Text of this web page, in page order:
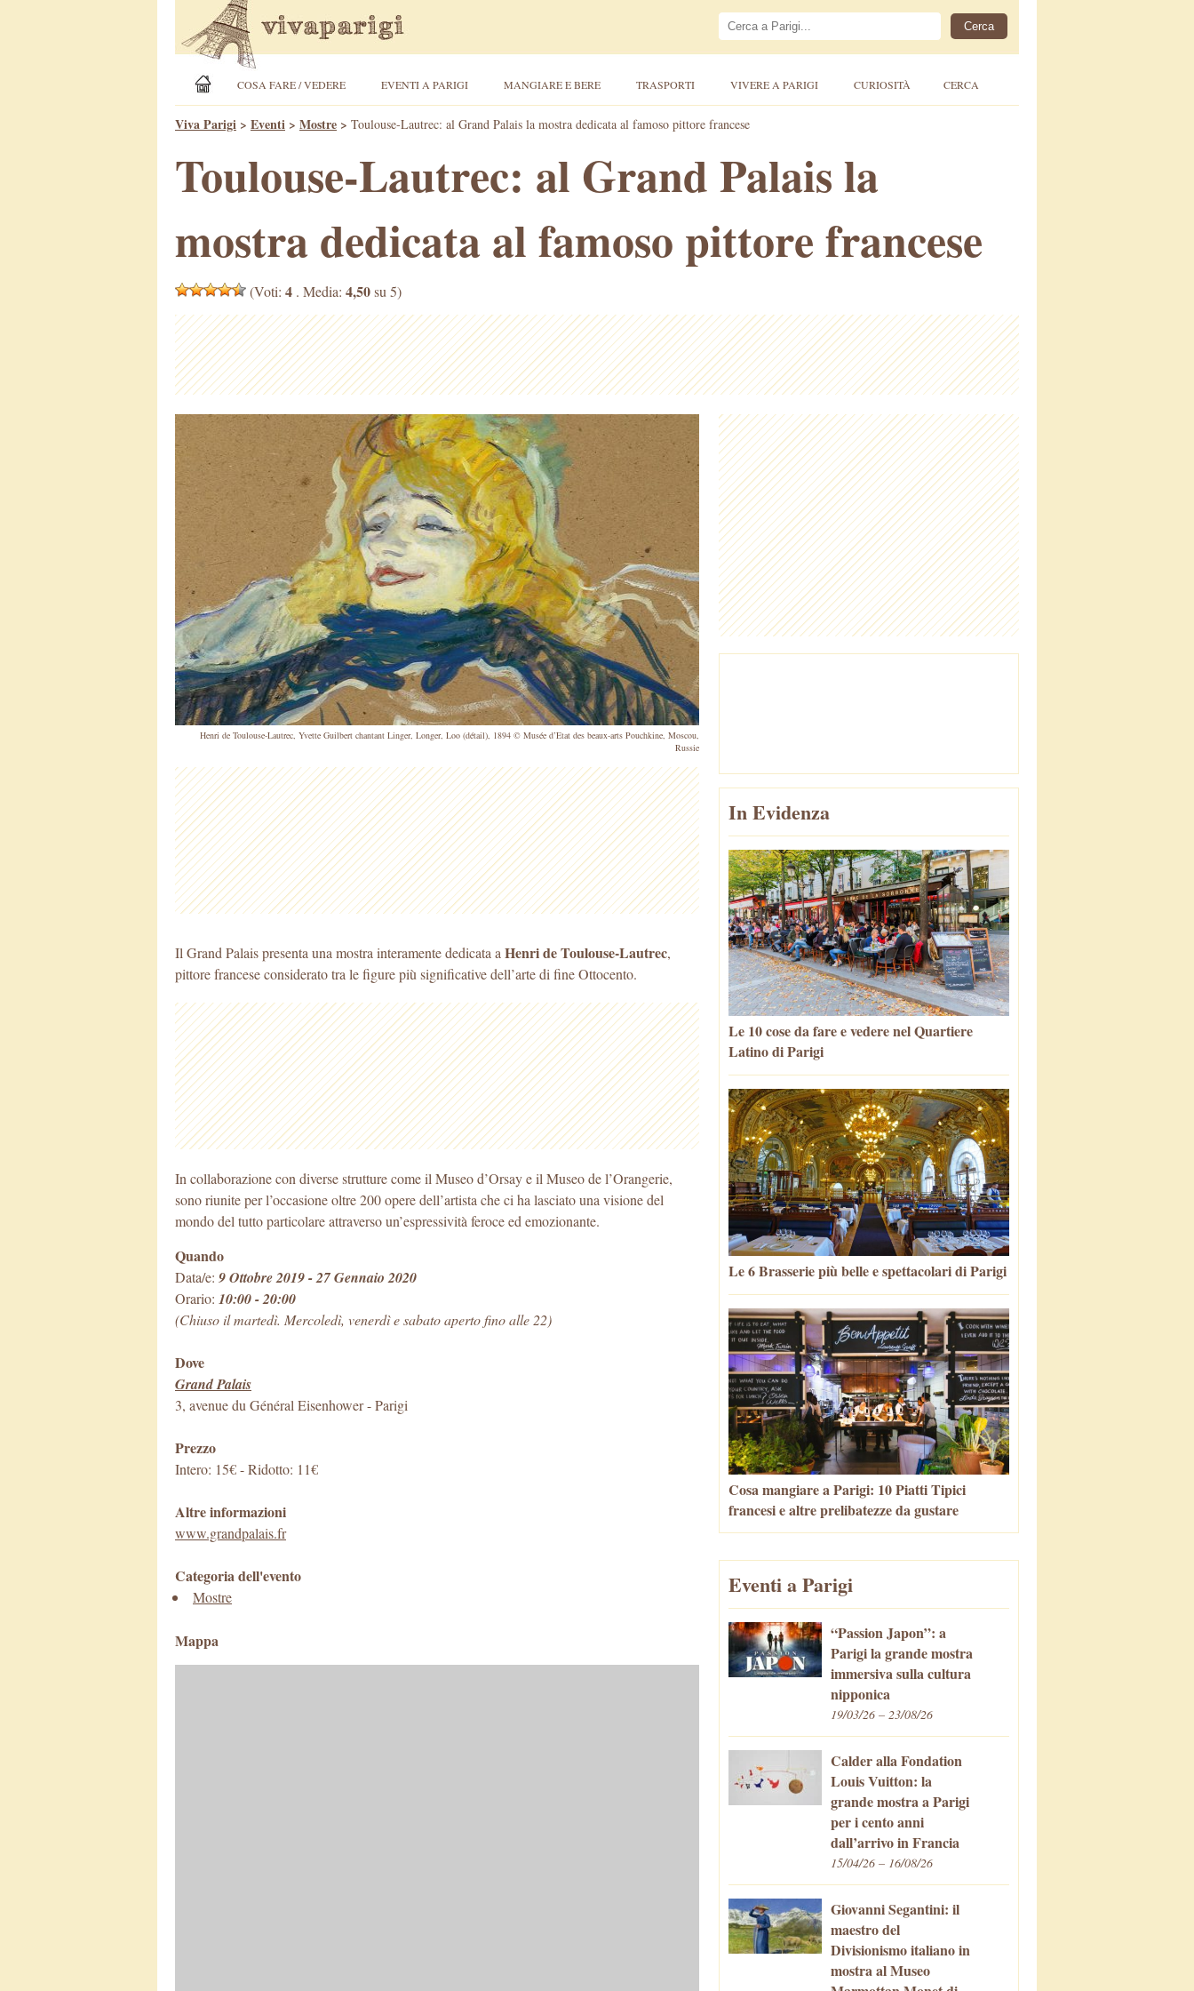
COSA FARE / VEDERE EVENTI A PARIGI MANGIARE E BERE TRASPORTI VIVERE A PARIGI CURIOSITÀ CERCA
Viva Parigi > Eventi > Mostre > Toulouse-Lautrec: al Grand Palais la mostra dedicata al famoso pittore francese
Toulouse-Lautrec: al Grand Palais la
mostra dedicata al famoso pittore francese
(Voti: 4 . Media: 4,50su 5)
Henri de Toulouse-Lautrec, Yvette Guilbert chantant Linger, Longer, Loo (détail), 1894 © Musée d’Etat des beaux-arts Pouchkine, Moscou,
Russie
Il Grand Palais presenta una mostra interamente dedicata a Henri de Toulouse-Lautrec,
pittore francese considerato tra le figure più significative dell’arte di fine Ottocento.
In collaborazione con diverse strutture come il Museo d’Orsay e il Museo de l’Orangerie,
sono riunite per l’occasione oltre 200 opere dell’artista che ci ha lasciato una visione del
mondo del tutto particolare attraverso un’espressività feroce ed emozionante.
Quando
Data/e: 9 Ottobre 2019 - 27 Gennaio 2020
Orario: 10:00 - 20:00
(Chiuso il martedì. Mercoledì, venerdì e sabato aperto fino alle 22)
Dove
Grand Palais
3, avenue du Général Eisenhower-Parigi
Prezzo
Intero: 15€ - Ridotto: 11€
Altre informazioni
www.grandpalais.fr
Categoria dell'evento
Mostre
Mappa
In Evidenza
Le 10 cose da fare e vedere nel Quartiere
Latino di Parigi
Le 6 Brasserie più belle e spettacolari di Parigi
Cosa mangiare a Parigi: 10 Piatti Tipici
francesi e altre prelibatezze da gustare
Eventi a Parigi
“Passion Japon”: a
Parigi la grande mostra
immersiva sulla cultura
nipponica
19/03/26 – 23/08/26
Calder alla Fondation
Louis Vuitton: la
grande mostra a Parigi
per i cento anni
dall’arrivo in Francia
15/04/26 – 16/08/26
Giovanni Segantini: il
maestro del
Divisionismo italiano in
mostra al Museo